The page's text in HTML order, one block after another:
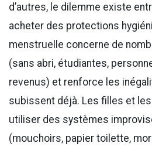
d’autres, le dilemme existe
acheter des protections
menstruelle concerne de
(sans abri, étudiantes,
revenus) et renforce les
subissent déjà. Les filles et
utiliser des systèmes
(mouchoirs, papier toilette,